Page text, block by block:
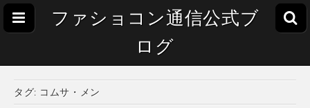
ファショコン通信公式ブ
ログ
タグ: コムサ・メン